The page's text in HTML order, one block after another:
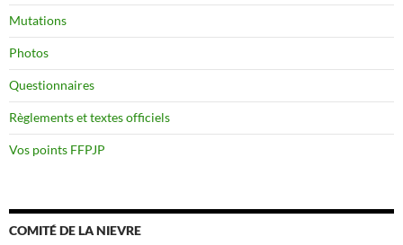
Mutations
Photos
Questionnaires
Règlements et textes officiels
Vos points FFPJP
COMITÉ DE LA NIEVRE